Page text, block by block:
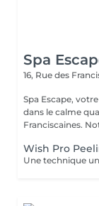
Spa
16, Rue des
Spa Escape,
dans le calme
Franciscaines.
Wish Pro